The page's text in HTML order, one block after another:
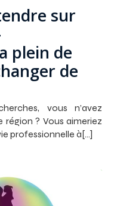
sur
plein de
de
vous n’avez
région ? Vous aimeriez
professionnelle à[…]